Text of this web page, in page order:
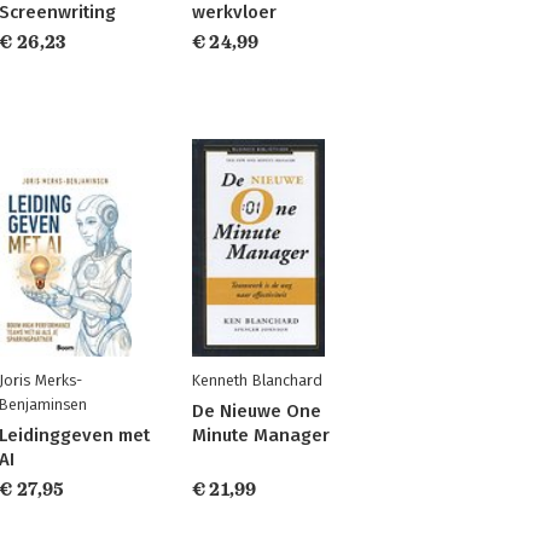
Screenwriting
€ 26,23
werkvloer
€ 24,99
Joris Merks-
Benjaminsen
Leidinggeven met
AI
€ 27,95
Kenneth Blanchard
De Nieuwe One
Minute Manager
€ 21,99